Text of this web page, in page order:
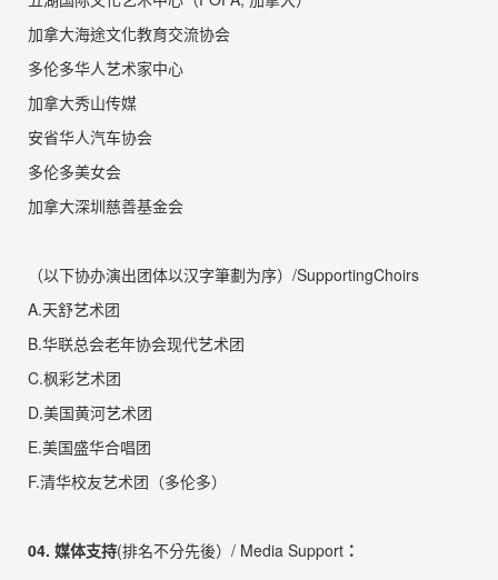
加拿大海途文化教育交流协会
多伦多华人艺术家中心
加拿大秀山传媒
安省华人汽车协会
多伦多美女会
加拿大深圳慈善基金会
（以下协办演出团体以汉字筆劃为序） /SupportingChoirs
A.天舒艺术团
B.华联总会老年协会现代艺术团
C.枫彩艺术团
D.美国黄河艺术团
E.美国盛华合唱团
F.清华校友艺术团（多伦多）
04. 媒体支持(排名不分先後） / Media Support ：